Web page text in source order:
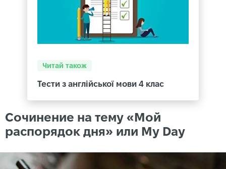
Читай також
Тести з англійської мови 4 клас
Сочинение на тему «Мой
распорядок дня» или My Day